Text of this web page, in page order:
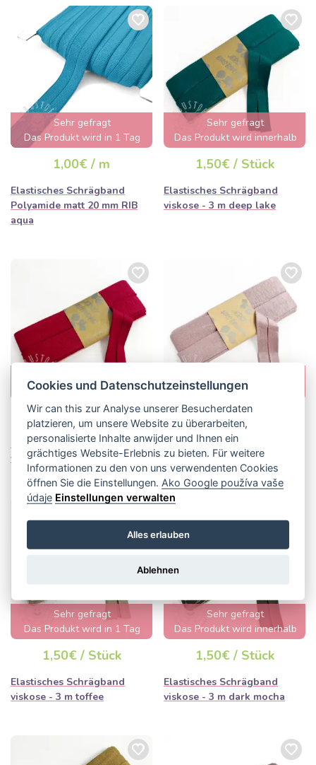
Sehr gefragt
Das Produkt wird in 1 Tag
ausverkauft sein
1,00€ / m
Elastisches Schrägband
Polyamide matt 20 mm RIB
aqua
Sehr gefragt
Das Produkt wird innerhalb
von wenigen Stunden
ausverkauft sein
1,50€ / Stück
Elastisches Schrägband
viskose - 3 m deep lake
Das Produkt wird in 2 Tagen
ausverkauft sein
1,50€ / Stück
Elastisches Schrägband
viskose - 3 m ruby
Das Produkt wird in 1 Tag
ausverkauft sein
1,50€ / Stück
Elastisches Schrägband
viskose - 3 m dawn pink
Sehr gefragt
Das Produkt wird in 1 Tag
ausverkauft sein
1,50€ / Stück
Elastisches Schrägband
viskose - 3 m toffee
Sehr gefragt
Das Produkt wird innerhalb
von wenigen Stunden
ausverkauft sein
1,50€ / Stück
Elastisches Schrägband
viskose - 3 m dark mocha
Cookies und Datenschutzeinstellungen
Wir can this zur Analyse unserer Besucherdaten
platzieren, um unsere Website zu überarbeiten,
personalisierte Inhalte anwijder und Ihnen ein
grächtiges Website-Erlebnis zu bieten. Für weitere
Informationen zu den von uns verwendenten Cookies
öffnen Sie die Einstellungen. Ako Google používa vaše
údaje Einstellungen verwalten
Alles erlauben
Ablehnen